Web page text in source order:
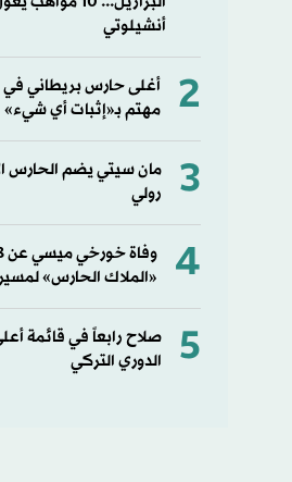
أنشيلوتي
2
أغلى حارس بريطاني في
مهتم بـ«إثبات أي شيء»
3
مان سيتي يضم الحارس
رولي
4
«الملاك الحارس»
5
صلاح رابعاً في قائمة
الدوري التركي